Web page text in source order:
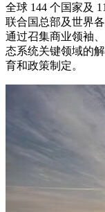
全球 144 个国家及
联合国总部及世界
通过召集商业领袖
态系统关键领域的
育和政策制定。